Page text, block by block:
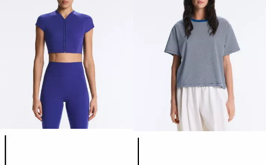
Lijst met productkleuren Lijst met productkleuren